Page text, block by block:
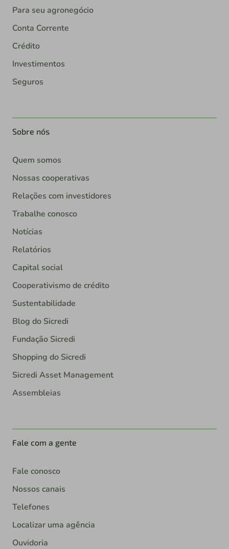
Para seu agronegócio
Conta Corrente
Crédito
Investimentos
Seguros
Sobre nós
Quem somos
Nossas cooperativas
Relações com investidores
Trabalhe conosco
Notícias
Relatórios
Capital social
Cooperativismo de crédito
Sustentabilidade
Blog do Sicredi
Fundação Sicredi
Shopping do Sicredi
Sicredi Asset Management
Assembleias
Fale com a gente
Fale conosco
Nossos canais
Telefones
Localizar uma agência
Ouvidoria